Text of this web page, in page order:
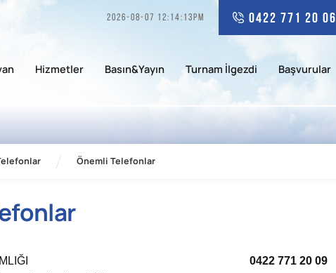
0422 771 20 06
2026-08-07 12:14:13pm
Hizmetler Basın&Yayın Turnam İlgezdi Başvurular
Önemli Telefonlar
0422 771 20 09